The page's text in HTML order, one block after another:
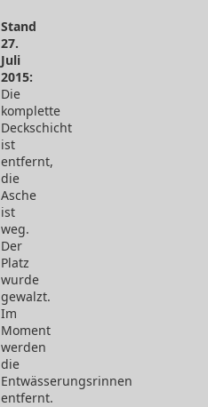
Stand
27.
Juli
2015:
Die
komplette
Deckschicht
ist
entfernt,
die
Asche
ist
weg.
Der
Platz
wurde
gewalzt.
Im
Moment
werden
die
Entwässerungsrinnen
entfernt.